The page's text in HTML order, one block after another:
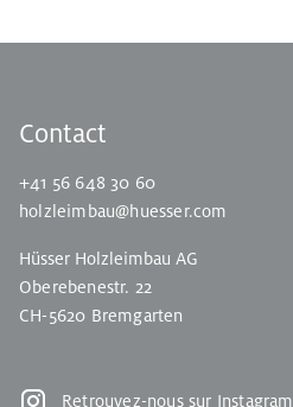
Contact
+41 56 648 30 60
holzleimbau@huesser.com
Hüsser Holzleimbau AG
Oberebenestr. 22
CH-5620 Bremgarten
Retrouvez-nous sur Instagram